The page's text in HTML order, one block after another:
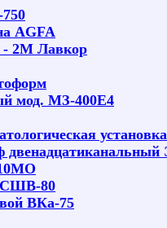
AGFA
- 2М Лавкор
мод. МЗ-400Е4
80
ВКа-75